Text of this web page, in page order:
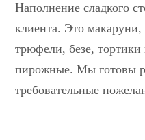
Наполнение сладкого
клиента. Это
трюфели, безе,
пирожные. Мы готовы
требовательные